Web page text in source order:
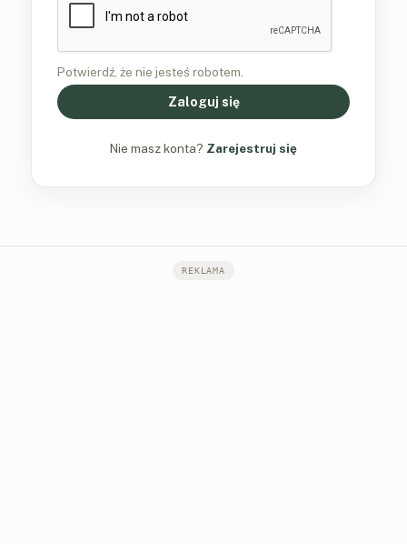
Potwierdź, że nie jesteś robotem.
Zaloguj się
Nie masz konta? Zarejestruj się
REKLAMA